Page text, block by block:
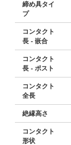
締め具タイ
プ
コンタクト
長 - 嵌合
コンタクト
長 - ポスト
コンタクト
全長
絶縁高さ
コンタクト
形状